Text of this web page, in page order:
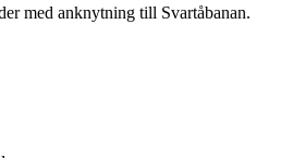
med anknytning till Svartåbanan.